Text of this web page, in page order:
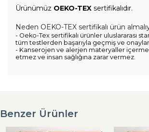
Ürünümüz OEKO-TEX sertifikalıdır.
Neden OEKO-TEX sertifikalı ürün
- Oeko-Tex sertifikalı ürünler uluslararası
tüm testlerden başarıyla geçmiş ve
- Kanserojen ve alerjen materyaller
etmez ve insan sağlığına zarar vermez.
Benzer Ürünler